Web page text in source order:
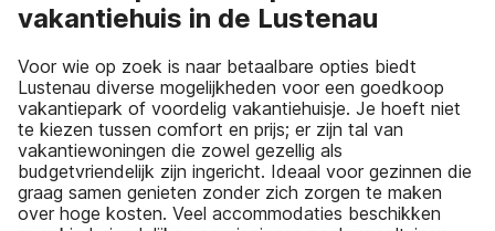
vakantiehuis in de Lustenau
Voor wie op zoek is naar betaalbare opties biedt
Lustenau diverse mogelijkheden voor een goedkoop
vakantiepark of voordelig vakantiehuisje. Je hoeft niet
te kiezen tussen comfort en prijs; er zijn tal van
vakantiewoningen die zowel gezellig als
budgetvriendelijk zijn ingericht. Ideaal voor gezinnen die
graag samen genieten zonder zich zorgen te maken
over hoge kosten. Veel accommodaties beschikken